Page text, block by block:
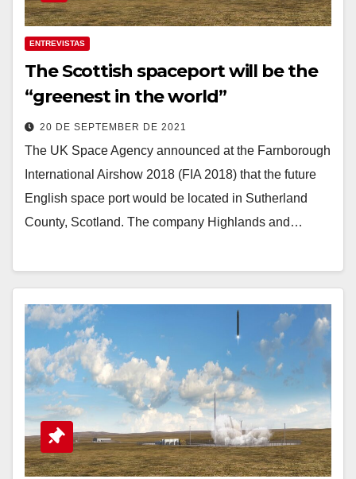
ENTREVISTAS
The Scottish spaceport will be the
“greenest in the world”
20 DE SEPTEMBER DE 2021
The UK Space Agency announced at the Farnborough
International Airshow 2018 (FIA 2018) that the future
English space port would be located in Sutherland
County, Scotland. The company Highlands and…